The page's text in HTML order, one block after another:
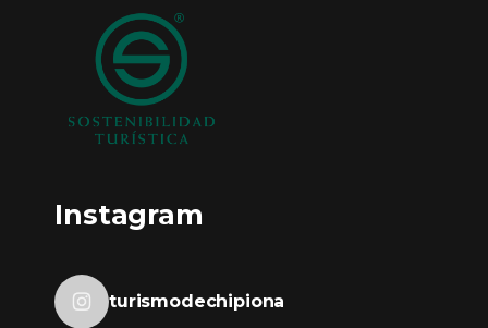
Instagram
turismodechipiona